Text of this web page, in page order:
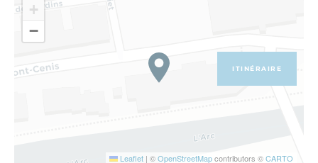
+
−
Leaflet | ©OpenStreetMapcontributors ©CARTO
ITINÉRAIRE